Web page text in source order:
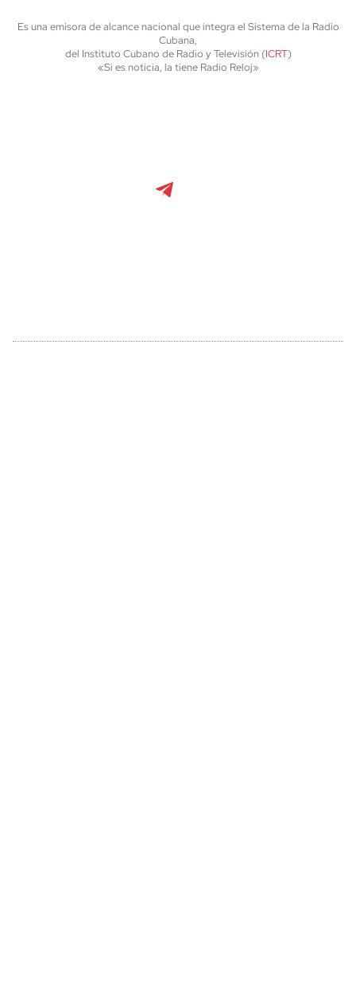
Es una emisora de alcance nacional que integra el Sistema de la Radio
Cubana,
del Instituto Cubano de Radio y Televisión (ICRT)
«Si es noticia, la tiene Radio Reloj»